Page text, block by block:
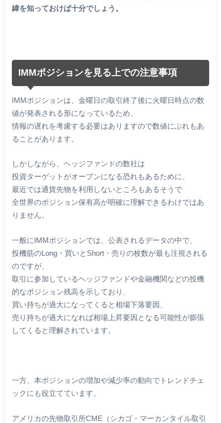
緯を知っておけば十分でしょう。
IMMポジションを見る上での注意事項
IMMポジションは、金曜日の取引終了後に火曜日時点の数
値が発表される形になっているため、
情報の遅れを考慮する必要はありますので数値にぶれもあ
ることがあります。
しかしながら、ヘッジファンドの数社は
投資ターゲットがオープンになる恐れもあるために、
最近では通貨先物を利用しないところもあるそうで
全世界のポジション保有高が明確に理解できるわけではあ
りません。
一般にIMMポジションでは、公表されるデータの中で、
投機筋のLong・買いとShort・売りの枚数が最も注視される
のですが、
取引に参加しているヘッジファンドや金融機関などの投機
的なポジション残高を示しており、
買い持ちが過大になってくると相場下落要因、
売り持ちが過大になれば相場上昇要因となる可能性が膨張
してくると理解されています。
一方、本ポジションの増加や減少率の動向でトレンドチェ
ックにも役立てています。
アメリカの先物取引所CME（シカゴ・マーカンタイル取引